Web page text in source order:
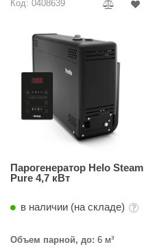
Код: 0408639
Парогенератор Helo Steam
Pure 4,7 кВт
в наличии (на складе)
Объем парной, до: 6 м³